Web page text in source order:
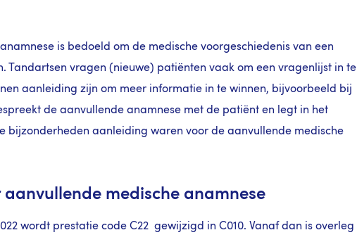
is bedoeld om de medische voorgeschiedenis van een
Tandartsen vragen (nieuwe) patiënten vaak om een vragenlijst in te
aanleiding zijn om meer informatie in te winnen, bijvoorbeeld bij
de aanvullende anamnese met de patiënt en legt in het
bijzonderheden aanleiding waren voor de aanvullende medische
aanvullende medische anamnese
wordt prestatie code C22 gewijzigd in C010. Vanaf dan is overleg